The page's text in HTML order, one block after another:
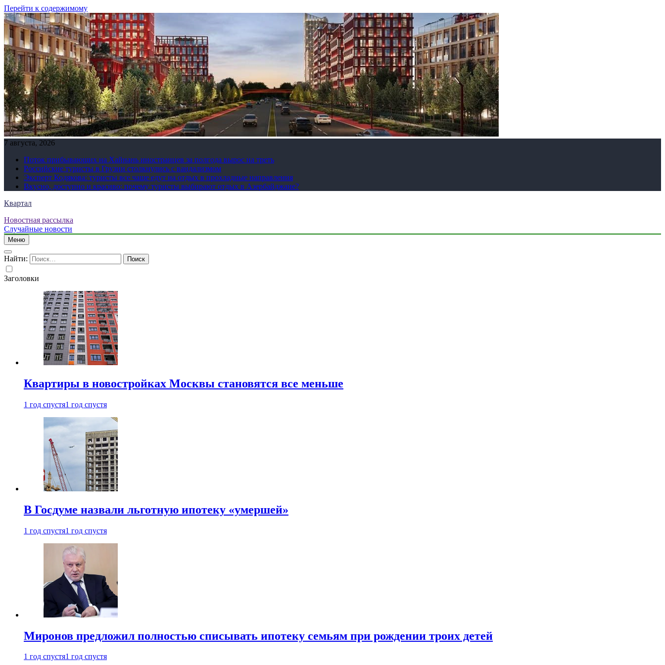
Перейти к содержимому
7 августа, 2026
Поток прибывающих на Хайнань иностранцев за полгода вырос на треть
Российские туристы в Грузии столкнулись с вандализмом
Эксперт Кодякова: туристы все чаще едут на отдых в прохладные направления
Вкусно, доступно и красиво: почему туристы выбирают отдых в Азербайджане?
Квартал
Новостная рассылка
Случайные новости
Меню
Найти:
Заголовки
Квартиры в новостройках Москвы становятся все меньше
1 год спустя1 год спустя
В Госдуме назвали льготную ипотеку «умершей»
1 год спустя1 год спустя
Миронов предложил полностью списывать ипотеку семьям при рождении троих детей
1 год спустя1 год спустя